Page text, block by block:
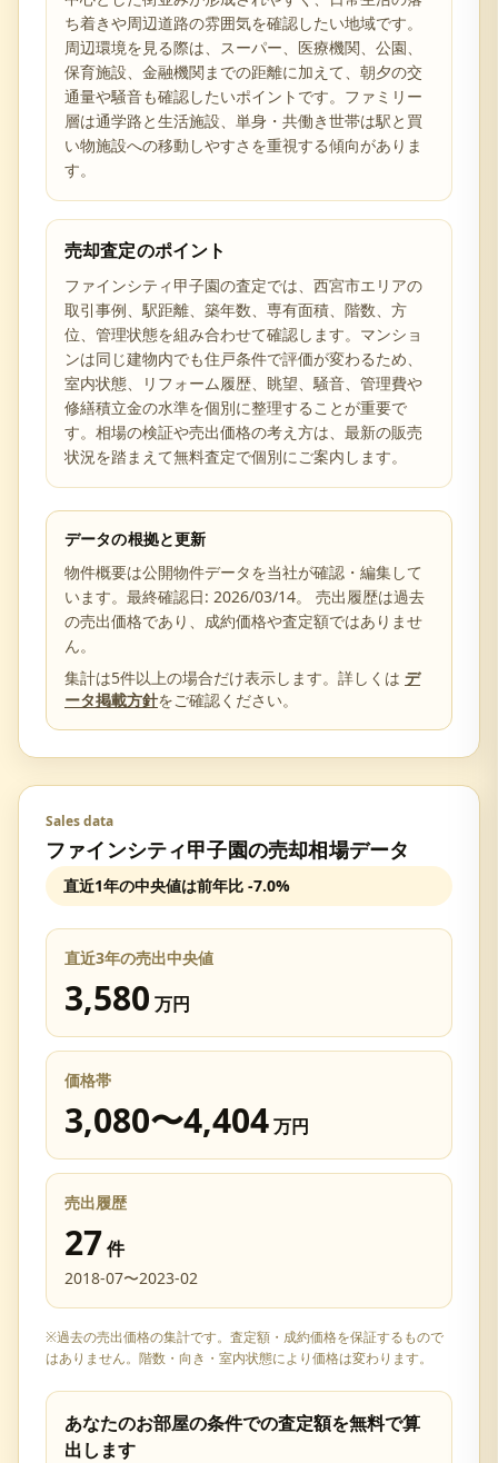
ち着きや周辺道路の雰囲気を確認したい地域です。
周辺環境を見る際は、スーパー、医療機関、公園、
保育施設、金融機関までの距離に加えて、朝夕の交
通量や騒音も確認したいポイントです。ファミリー
層は通学路と生活施設、単身・共働き世帯は駅と買
い物施設への移動しやすさを重視する傾向がありま
す。
売却査定のポイント
ファインシティ甲子園の査定では、西宮市エリアの
取引事例、駅距離、築年数、専有面積、階数、方
位、管理状態を組み合わせて確認します。マンショ
ンは同じ建物内でも住戸条件で評価が変わるため、
室内状態、リフォーム履歴、眺望、騒音、管理費や
修繕積立金の水準を個別に整理することが重要で
す。相場の検証や売出価格の考え方は、最新の販売
状況を踏まえて無料査定で個別にご案内します。
データの根拠と更新
物件概要は公開物件データを当社が確認・編集して
います。最終確認日: 2026/03/14。 売出履歴は過去
の売出価格であり、成約価格や査定額ではありませ
ん。
集計は5件以上の場合だけ表示します。詳しくは デ
ータ掲載方針をご確認ください。
Sales data
ファインシティ甲子園の売却相場データ
直近1年の中央値は前年比 -7.0%
直近3年の売出中央値
3,580 万円
価格帯
3,080〜4,404万円
売出履歴
27件
2018-07〜2023-02
※過去の売出価格の集計です。査定額・成約価格を保証するもので
はありません。階数・向き・室内状態により価格は変わります。
あなたのお部屋の条件での査定額を無料で算
出します